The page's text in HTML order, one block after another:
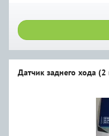
Датчик заднего хода